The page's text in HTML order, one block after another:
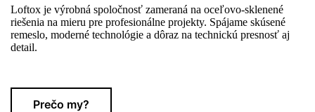
Loftox je výrobná spoločnosť zameraná na oceľovo-sklenené
riešenia na mieru pre profesionálne projekty. Spájame skúsené
remeslo, moderné technológie a dôraz na technickú presnosť aj
detail.
Prečo my?